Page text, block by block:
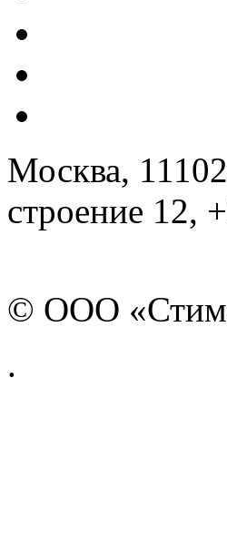
Москва,
строение 12,
© ООО
.